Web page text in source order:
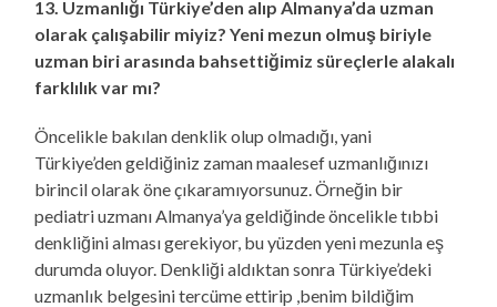
13. Uzmanlığı Türkiye’den alıp Almanya’da uzman
olarak çalışabilir miyiz? Yeni mezun olmuş biriyle
uzman biri arasında bahsettiğimiz süreçlerle alakalı
farklılık var mı?
Öncelikle bakılan denklik olup olmadığı, yani
Türkiye’den geldiğiniz zaman maalesef uzmanlığınızı
birincil olarak öne çıkaramıyorsunuz. Örneğin bir
pediatri uzmanı Almanya’ya geldiğinde öncelikle tıbbi
denkliğini alması gerekiyor, bu yüzden yeni mezunla eş
durumda oluyor. Denkliği aldıktan sonra Türkiye’deki
uzmanlık belgesini tercüme ettirip ,benim bildiğim